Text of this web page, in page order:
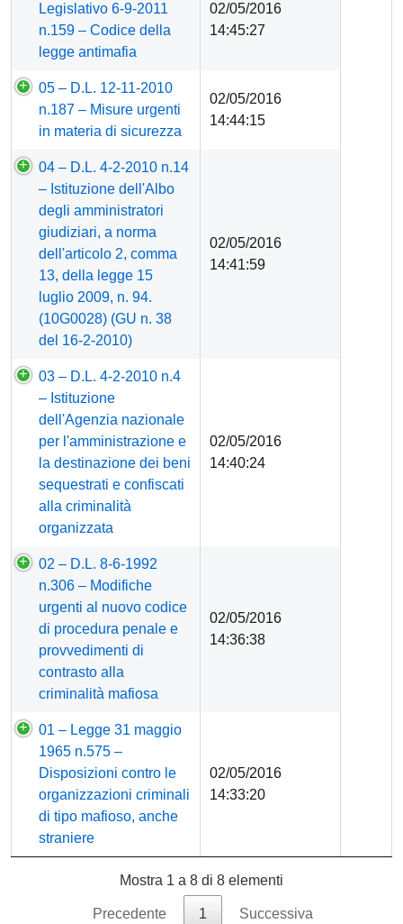
Legislativo 6-9-2011
n.159 – Codice della
legge antimafia
02/05/2016
14:45:27
05 – D.L. 12-11-2010
n.187 – Misure urgenti
in materia di sicurezza
02/05/2016
14:44:15
04 – D.L. 4-2-2010 n.14
– Istituzione dell'Albo
degli amministratori
giudiziari, a norma
dell'articolo 2, comma
13, della legge 15
luglio 2009, n. 94.
(10G0028) (GU n. 38
del 16-2-2010)
02/05/2016
14:41:59
03 – D.L. 4-2-2010 n.4
– Istituzione
dell'Agenzia nazionale
per l'amministrazione e
la destinazione dei beni
sequestrati e confiscati
alla criminalità
organizzata
02/05/2016
14:40:24
02 – D.L. 8-6-1992
n.306 – Modifiche
urgenti al nuovo codice
di procedura penale e
provvedimenti di
contrasto alla
criminalità mafiosa
02/05/2016
14:36:38
01 – Legge 31 maggio
1965 n.575 –
Disposizioni contro le
organizzazioni criminali
di tipo mafioso, anche
straniere
02/05/2016
14:33:20
Mostra 1 a 8 di 8 elementi
Precedente 1 Successiva